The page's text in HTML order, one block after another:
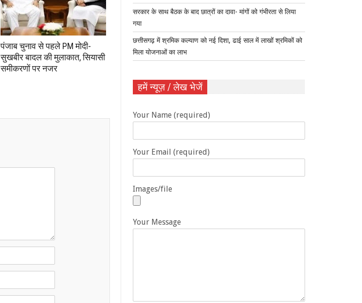
पंजाब चुनाव से पहले PM मोदी-
सुखबीर बादल की मुलाकात, सियासी
समीकरणों पर नजर
सरकार के साथ बैठक के बाद छात्रों का दावा- मांगों को गंभीरता से लिया
गया
छत्तीसगढ़ में श्रमिक कल्याण को नई दिशा, ढाई साल में लाखों श्रमिकों को
मिला योजनाओं का लाभ
हमें न्यूज़ / लेख भेजें
Your Name (required)
Your Email (required)
Images/file
Your Message